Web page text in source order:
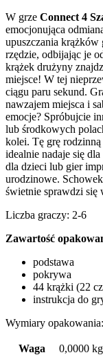
W grze Connect 4
emocjonująca
upuszczania krążków
rzędzie, odbijając je
krążek drużyny
miejsce! W tej
ciągu paru sekund.
nawzajem miejsca i
emocje? Spróbujcie
lub środkowych
kolei. Tę grę
idealnie nadaje się
dla dzieci lub gier
urodzinowe.
świetnie sprawdzi się
Liczba graczy: 2-6
Zawartość
podstawa
pokrywa
44 krążki (22
instrukcja do
Wymiary
Waga 0,0000 kg